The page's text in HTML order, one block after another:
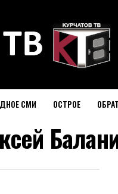
СМИ ОСТРОЕ